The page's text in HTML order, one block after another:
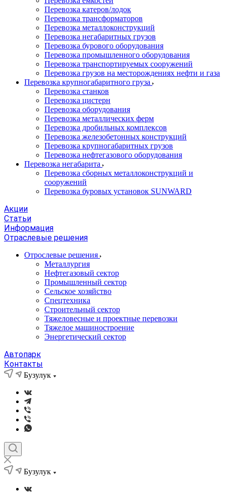
Перевозка катеров/лодок
Перевозка трансформаторов
Перевозка металлоконструкций
Перевозка негабаритных грузов
Перевозка бурового оборудования
Перевозка промышленного оборудования
Перевозка транспортируемых сооружений
Перевозка грузов на месторождениях нефти и газа
Перевозка крупногабаритного груза
Перевозка станков
Перевозка цистерн
Перевозка оборудования
Перевозка металлических ферм
Перевозка дробильных комплексов
Перевозка железобетонных конструкций
Перевозка крупногабаритных грузов
Перевозка нефтегазового оборудования
Перевозка негабарита
Перевозка сборных металлоконструкций и
сооружений
Перевозка буровых установок SUNWARD
Акции
Статьи
Информация
Отраслевые решения
Отрослевые решения
Металлургия
Нефтегазовый сектор
Промышленный сектор
Сельское хозяйство
Спецтехника
Строительный сектор
Тяжеловесные и проектные перевозки
Тяжелое машиностроение
Энергетический сектор
Автопарк
Контакты
Бузулук
Бузулук